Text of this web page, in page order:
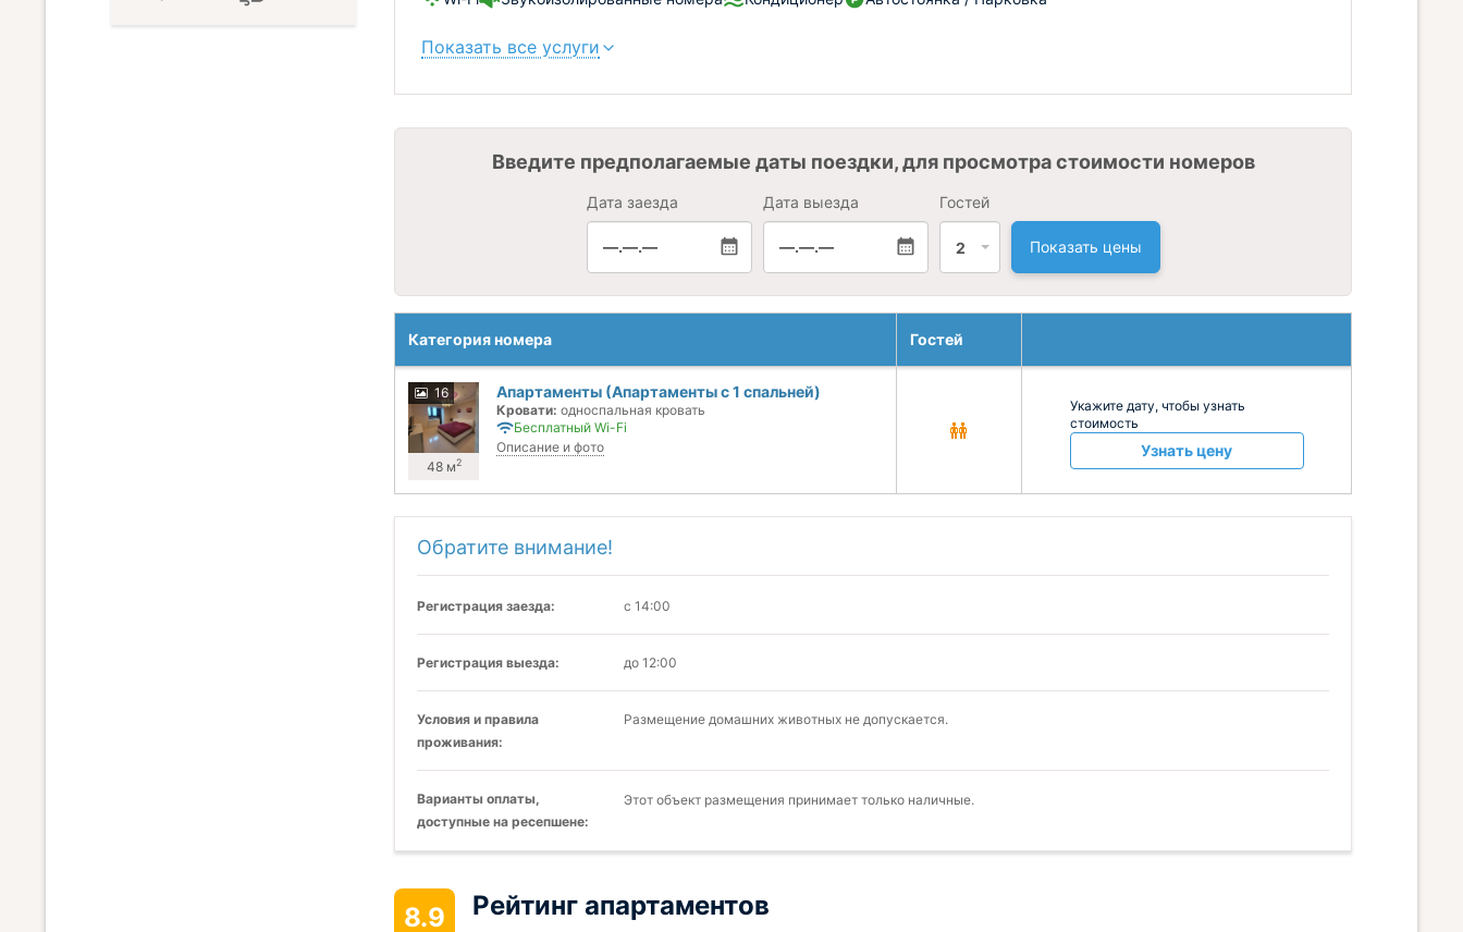
Показать все услуги
Введите предполагаемые даты поездки, для просмотра стоимости номеров
Дата заезда
—.—.—
Дата выезда
—.—.—
Гостей
2 Показать цены
Категория номера Гостей
16
48 м2
Апартаменты (Апартаменты с 1 спальней)
Кровати: односпальная кровать
Бесплатный Wi-Fi
Описание и фото
Укажите дату, чтобы узнать
стоимость
Узнать цену
Обратите внимание!
Регистрация заезда: с 14:00
Регистрация выезда: до 12:00
Условия и правила
проживания:
Размещение домашних животных не допускается.
Варианты оплаты,
доступные на ресепшене:
Этот объект размещения принимает только наличные.
8.9 Рейтинг апартаментов